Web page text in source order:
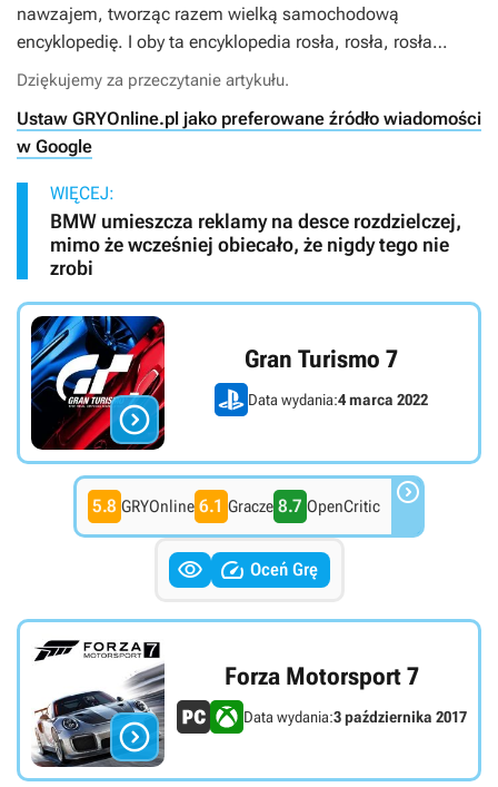
nawzajem, tworząc razem wielką samochodową
encyklopedię. I oby ta encyklopedia rosła, rosła, rosła…
Dziękujemy za przeczytanie artykułu.
Ustaw GRYOnline.pl jako preferowane źródło wiadomości
w Google
WIĘCEJ:
BMW umieszcza reklamy na desce rozdzielczej,
mimo że wcześniej obiecało, że nigdy tego nie
zrobi

Gran Turismo 7
Data wydania:4 marca 2022
5.8 GRYOnline 6.1 Gracze 8.7 OpenCritic 
  Oceń Grę

Forza Motorsport 7
Data wydania:3 października 2017